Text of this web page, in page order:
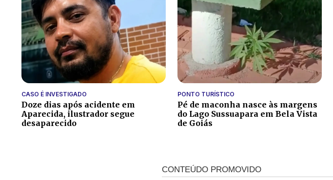
CASO É INVESTIGADO
Doze dias após acidente em
Aparecida, ilustrador segue
desaparecido
PONTO TURÍSTICO
Pé de maconha nasce às margens
do Lago Sussuapara em Bela Vista
de Goiás